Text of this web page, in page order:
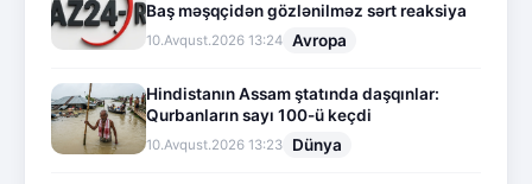
Baş məşqçidən gözlənilməz sərt reaksiya
10.Avqust.2026 13:24 Avropa
Hindistanın Assam ştatında daşqınlar:
Qurbanların sayı 100-ü keçdi
10.Avqust.2026 13:23 Dünya